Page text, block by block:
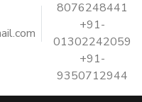
8076248441
+91-
01302242059
+91-
9350712944